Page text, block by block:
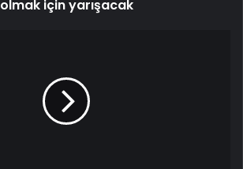
olmak için yarışacak